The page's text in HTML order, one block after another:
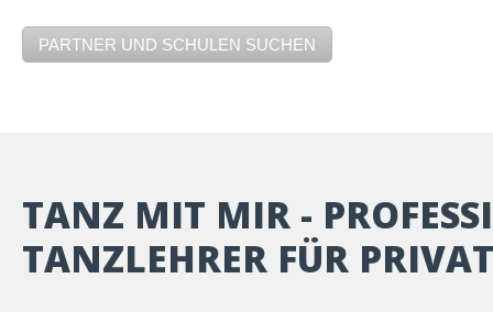
PARTNER UND SCHULEN SUCHEN
TANZ MIT MIR -
TANZLEHRER FÜR